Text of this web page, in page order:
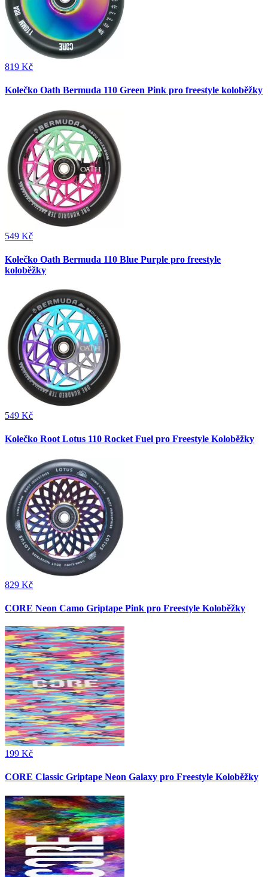
819 Kč
Kolečko Oath Bermuda 110 Green Pink pro freestyle koloběžky
549 Kč
Kolečko Oath Bermuda 110 Blue Purple pro freestyle
koloběžky
549 Kč
Kolečko Root Lotus 110 Rocket Fuel pro Freestyle Koloběžky
829 Kč
CORE Neon Camo Griptape Pink pro Freestyle Koloběžky
199 Kč
CORE Classic Griptape Neon Galaxy pro Freestyle Koloběžky